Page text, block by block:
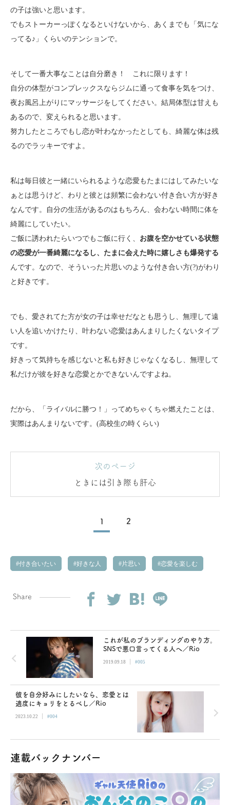
の子は強いと思います。
でもストーカーっぽくなるといけないから、あくまでも「気にな
ってる♪」くらいのテンションで。
そして一番大事なことは自分磨き！ これに限ります！
自分の体型がコンプレックスならジムに通って食事を気をつけ、
夜お風呂上がりにマッサージをしてください。結局体型は甘えも
あるので、変えられると思います。
努力したところでもし恋が叶わなかったとしても、綺麗な体は残
るのでラッキーですよ。
私は毎日彼と一緒にいられるような恋愛もたまにはしてみたいな
ぁとは思うけど、わりと彼とは頻繁に会わない付き合い方が好き
なんです。自分の生活があるのはもちろん、会わない時間に体を
綺麗にしていたい。
ご飯に誘われたらいつでもご飯に行く、 お腹を空かせている状態
の恋愛が一番綺麗になるし、たまに会えた時に嬉しさも爆発する
んです。なので、そういった片思いのような付き合い方(?)がわり
と好きです。
でも、愛されてた方が女の子は幸せだなとも思うし、無理して遠
い人を追いかけたり、叶わない恋愛はあんまりしたくないタイプ
です。
好きって気持ちを感じないと私も好きじゃなくなるし、無理して
私だけが彼を好きな恋愛とかできないんですよね。
だから、「ライバルに勝つ！」ってめちゃくちゃ燃えたことは、
実際はあんまりないです。(高校生の時くらい)
次のページ
ときには引き際も肝心
1 2
付き合いたい 好きな人 片思い 恋愛を楽しむ
Share
これが私のブランディングのやり方。
SNSで悪口言ってくる人へ／Rio
2019.09.18 | #005
彼を自分好みにしたいなら、恋愛とは
適度にキョリをとるべし／Rio
2023.10.22 | #004
連載バックナンバー